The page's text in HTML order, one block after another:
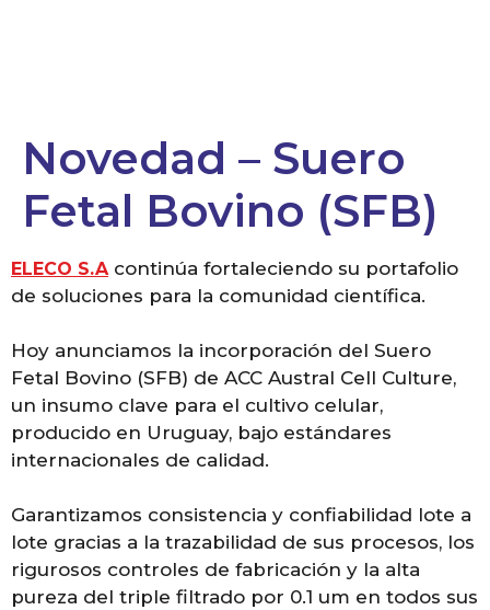
Novedad – Suero
Fetal Bovino (SFB)
ELECO S.Acontinúa fortaleciendo su portafolio
de soluciones para la comunidad científica.
Hoy anunciamos la incorporación del Suero
Fetal Bovino (SFB) de ACC Austral Cell Culture,
un insumo clave para el cultivo celular,
producido en Uruguay, bajo estándares
internacionales de calidad.
Garantizamos consistencia y confiabilidad lote a
lote gracias a la trazabilidad de sus procesos, los
rigurosos controles de fabricación y la alta
pureza del triple filtrado por 0.1 um en todos sus